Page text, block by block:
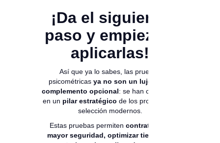
¡Da el siguiente
paso y empieza a
aplicarlas!
Así que ya lo sabes, las pruebas
psicométricas ya no son un lujo ni un
complemento opcional: se han convertido
en un pilar estratégico de los procesos de
selección modernos.
Estas pruebas permiten contratar con
mayor seguridad, optimizar tiempos y